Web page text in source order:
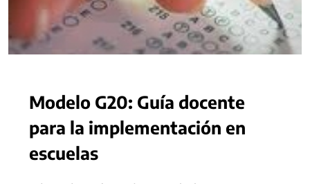
Modelo G20: Guía docente
para la implementación en
escuelas